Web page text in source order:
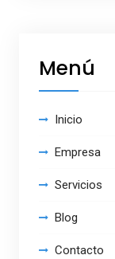
Menú
Inicio
Empresa
Servicios
Blog
Contacto